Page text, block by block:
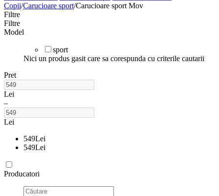
Copii/Carucioare sport/Carucioare sport Mov
Filtre
Filtre
Model
sport
Nici un produs gasit care sa corespunda cu criterile cautarii
Pret
Lei
–
Lei
549Lei
549Lei
Producatori